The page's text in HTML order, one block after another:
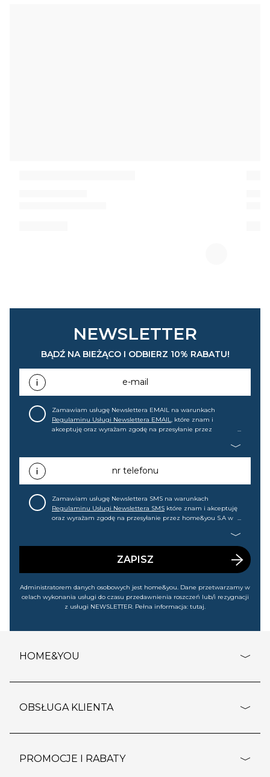
NEWSLETTER
BĄDŹ NA BIEŻĄCO I ODBIERZ 10% RABATU!
e-mail
Zamawiam usługę Newslettera EMAIL na warunkach
Regulaminu Usługi Newslettera EMAIL, które znam i
akceptuję oraz wyrażam zgodę na przesyłanie przez
promocjach, wyprzedażach). Wiem, że mogę tę zgodę w
każdej chwili cofnąć.nr telefonu
Zamawiam usługę Newslettera SMS na warunkach
Regulaminu Usługi Newslettera SMS które znam i akceptuję
oraz wyrażam zgodę na przesyłanie przez home&you S.A w
wyprzedażach). Wiem, że mogę tę zgodę w każdej chwili
ZAPISZ
Administratorem danych osobowych jest home&you. Dane przetwarzamy w
celach wykonania usługi do czasu przedawnienia roszczeń lub/i rezygnacji
z usługi NEWSLETTER. Pełna informacja: tutaj.
HOME&YOU
o firmie
polityka prywatności
OBSŁUGA KLIENTA
dostawy i płatność
PROMOCJE I RABATY